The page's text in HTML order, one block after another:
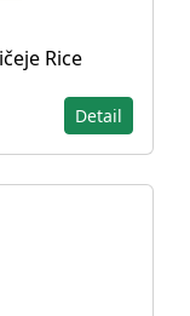
Rice
Detail